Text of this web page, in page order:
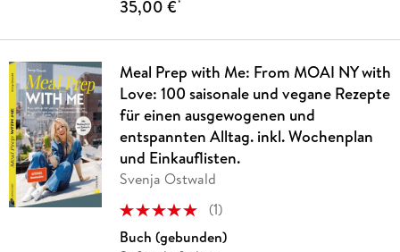
35,00 €*
Meal Prep with Me: From MOAI NY with
Love: 100 saisonale und vegane Rezepte
für einen ausgewogenen und
entspannten Alltag. inkl. Wochenplan
und Einkauflisten.
Svenja Ostwald
(1)
Buch (gebunden)